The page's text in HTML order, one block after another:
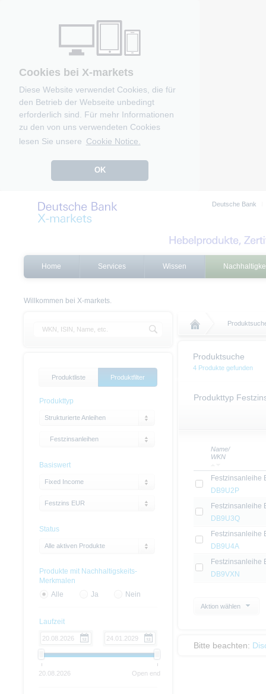
Cookies bei X-markets
Diese Website verwendet Cookies, die für
den Betrieb der Webseite unbedingt
erforderlich sind. Für mehr Informationen
zu den von uns verwendeten Cookies
lesen Sie unsere Cookie Notice.
OK
Deutsche Bank
Home Services Wissen
Willkommen bei X-markets.
Produktsuche
4 Produkte gefunden
Produkttyp
Name/
WKN
Festzinsanleihe
DB9U2P
Festzinsanleihe
DB9U3Q
Festzinsanleihe
DB9U4A
Festzinsanleihe
DB9VXN
Aktion wählen
Bitte beachten:
Produktliste Produktfilter
Produkttyp
Strukturierte Anleihen
Festzinsanleihen
Basiswert
Fixed Income
Festzins EUR
Status
Alle aktiven Produkte
Produkte mit Nachhaltigskeits-
Merkmalen
Alle
Ja Nein
Laufzeit
20.08.2026 Open end